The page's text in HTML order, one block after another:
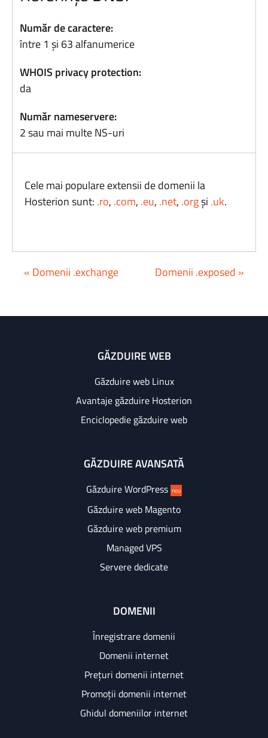
Număr de caractere:
între 1 și 63 alfanumerice
WHOIS privacy protection:
da
Număr nameservere:
2 sau mai multe NS-uri
Cele mai populare extensii de domenii la
Hosterion sunt: .ro, .com, .eu, .net, .orgși .uk.
« Domenii .exchange Domenii .exposed »
GĂZDUIRE WEB
Găzduire web Linux
Avantaje găzduire Hosterion
Enciclopedie găzduire web
GĂZDUIRE AVANSATĂ
Găzduire WordPress nou
Găzduire web Magento
Găzduire web premium
Managed VPS
Servere dedicate
DOMENII
Înregistrare domenii
Domenii internet
Prețuri domenii internet
Promoții domenii internet
Ghidul domeniilor internet